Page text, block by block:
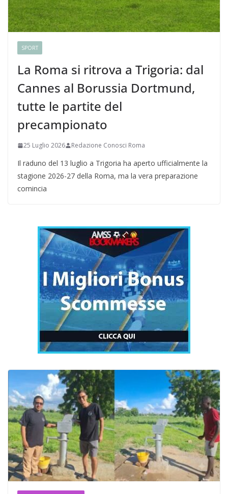
SPORT
La Roma si ritrova a Trigoria: dal
Cannes al Borussia Dortmund,
tutte le partite del
precampionato
25 Luglio 2026 Redazione Conosci Roma
Il raduno del 13 luglio a Trigoria ha aperto ufficialmente la
stagione 2026-27 della Roma, ma la vera preparazione
comincia